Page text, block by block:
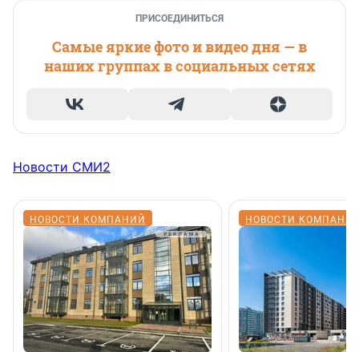
ПРИСОЕДИНИТЬСЯ
Самые яркие фото и видео дня — в
наших группах в социальных сетях
Новости СМИ2
НОВОСТИ КОМПАНИЙ НОВОСТИ